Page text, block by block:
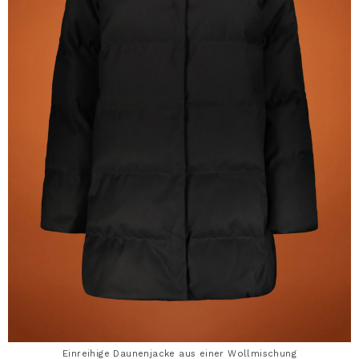
Einreihige Daunenjacke aus einer Wollmischung